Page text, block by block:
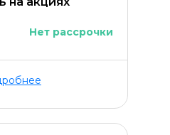
Нет рассрочки